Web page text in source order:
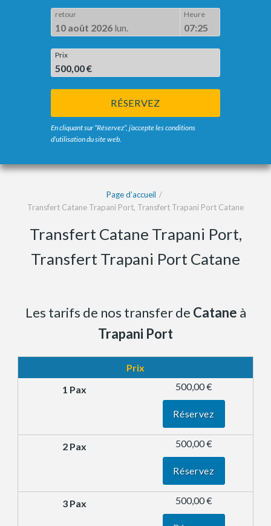
retour
10 août 2026 lun.
Heure
07:25
Prix
500,00 €
RÉSERVEZ
En cliquant sur “Réservez”, j’accepte les conditions
d’utilisation du site web.
Page d’accueil
Transfert Catane Trapani Port, Transfert Trapani Port Catane
Transfert Catane Trapani Port,
Transfert Trapani Port Catane
Les tarifs de nos transfer de Catane à
Trapani Port
Prix
500,00 €
Réservez
500,00 €
Réservez
500,00 €